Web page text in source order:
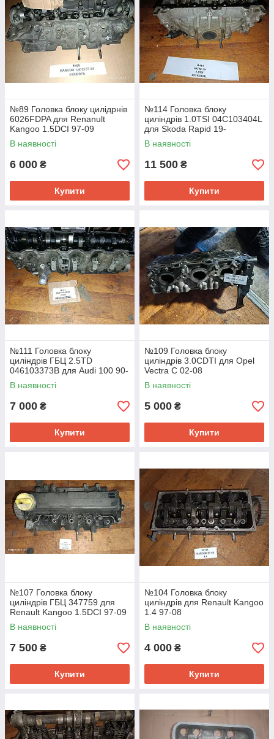
№89 Головка блоку цилідрнів
6026FDPA для Renanult
Kangoo 1.5DCI 97-09
В наявності
6 000 ₴
Купити
№114 Головка блоку
циліндрів 1.0TSI 04C103404L
для Skoda Rapid 19-
В наявності
11 500 ₴
Купити
№111 Головка блоку
циліндрів ГБЦ 2.5TD
046103373B для Audi 100 90-
95
В наявності
7 000 ₴
Купити
№109 Головка блоку
циліндрів 3.0CDTI для Opel
Vectra C 02-08
В наявності
5 000 ₴
Купити
№107 Головка блоку
циліндрів ГБЦ 347759 для
Renault Kangoo 1.5DCI 97-09
В наявності
7 500 ₴
Купити
№104 Головка блоку
циліндрів для Renault Kangoo
1.4 97-08
В наявності
4 000 ₴
Купити